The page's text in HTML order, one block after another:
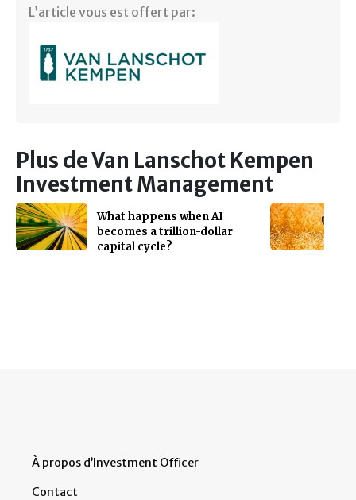
L’article vous est offert par:
Plus de Van Lanschot Kempen
Investment Management
What happens when AI
becomes a trillion-dollar
capital cycle?
À propos d’Investment Officer
Contact